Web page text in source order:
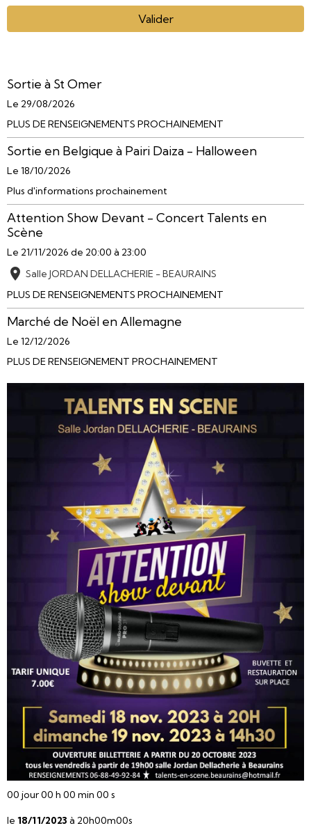
Valider
Sortie à St Omer
Le 29/08/2026
PLUS DE RENSEIGNEMENTS PROCHAINEMENT
Sortie en Belgique à Pairi Daiza - Halloween
Le 18/10/2026
Plus d'informations prochainement
Attention Show Devant - Concert Talents en
Scène
Le 21/11/2026 de 20:00 à 23:00
Salle JORDAN DELLACHERIE - BEAURAINS
PLUS DE RENSEIGNEMENTS PROCHAINEMENT
Marché de Noël en Allemagne
Le 12/12/2026
PLUS DE RENSEIGNEMENT PROCHAINEMENT
00 jour00 h 00 min 00 s
le 18/11/2023 à 20h00m00s